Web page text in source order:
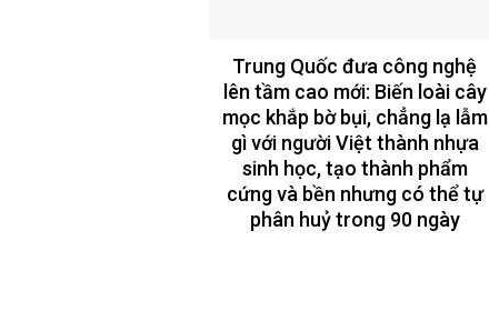
Trung Quốc đưa công nghệ
lên tầm cao mới: Biến loài cây
mọc khắp bờ bụi, chẳng lạ lẫm
gì với người Việt thành nhựa
sinh học, tạo thành phẩm
cứng và bền nhưng có thể tự
phân huỷ trong 90 ngày